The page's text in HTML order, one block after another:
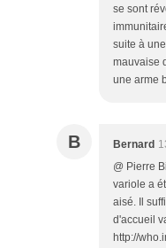
se sont
suite à
mauvaise
une arme
B Bernard
@ Pierre
variole a
aisé. Il
d'accueil
http://